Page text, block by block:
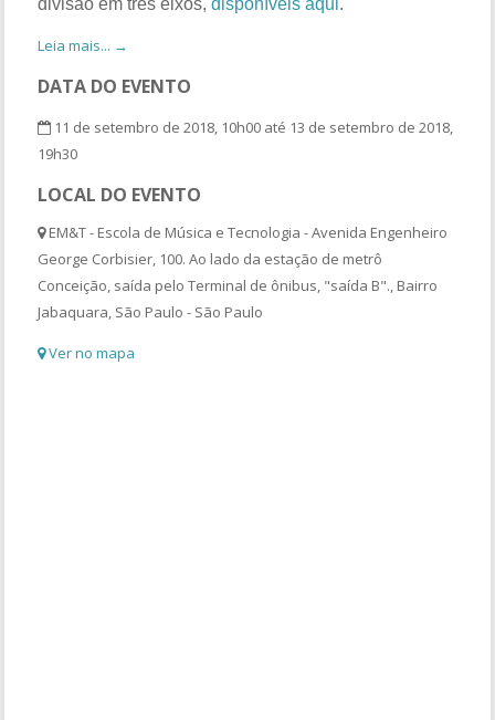
Leia mais... →
DATA DO EVENTO
11 de setembro de 2018, 10h00 até 13 de setembro de 2018,
19h30
LOCAL DO EVENTO
EM&T - Escola de Música e Tecnologia - Avenida Engenheiro
George Corbisier, 100. Ao lado da estação de metrô
Conceição, saída pelo Terminal de ônibus, "saída B"., Bairro
Jabaquara, São Paulo - São Paulo
Ver no mapa